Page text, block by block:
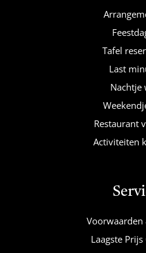
Tafel
Last
Nachtje
Restaurant
Activiteiten
Voorwaarden
Laagste